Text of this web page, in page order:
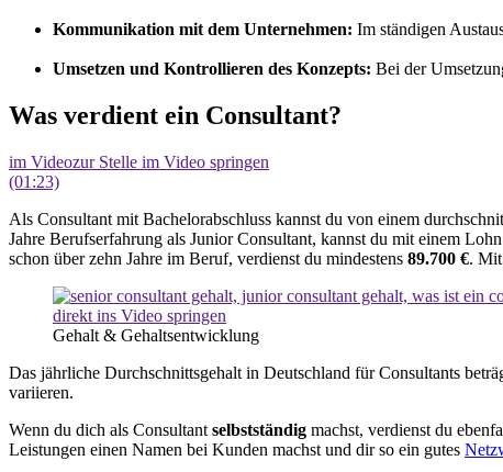
Kommunikation mit dem Unternehmen: Im ständigen
Umsetzen und Kontrollieren des Konzepts: Bei der
Was verdient ein Consultant?
im Videozur Stelle im Video springen
(01:23)
Als Consultant mit Bachelorabschluss kannst du von einem
Jahre Berufserfahrung als Junior Consultant, kannst du mit einem
schon über zehn Jahre im Beruf, verdienst du mindestens 89.700 €. Mit
direkt ins Video springen
Gehalt & Gehaltsentwicklung
Das jährliche Durchschnittsgehalt in Deutschland für Consultants
variieren.
Wenn du dich als Consultant selbstständig machst, verdienst du
Leistungen einen Namen bei Kunden machst und dir so ein gutes